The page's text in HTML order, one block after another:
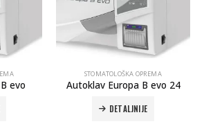
evo
STOMATOLOŠKA OPREMA
Autoklav Europa B evo 24
DETALJNIJE